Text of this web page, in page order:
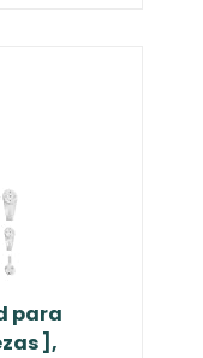
para
],